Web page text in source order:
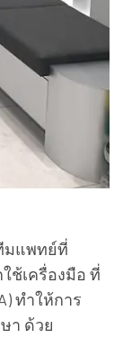
มแพทย์ที่
ช้เครื่องมือ ที่
ทำให้การ
า ด้วย